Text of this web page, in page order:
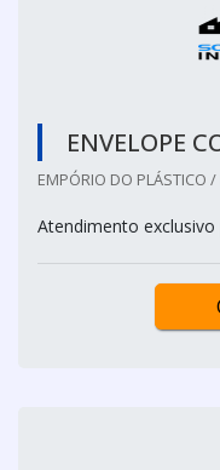
ENVELOPE
EMPÓRIO DO PLÁSTICO
Atendimento